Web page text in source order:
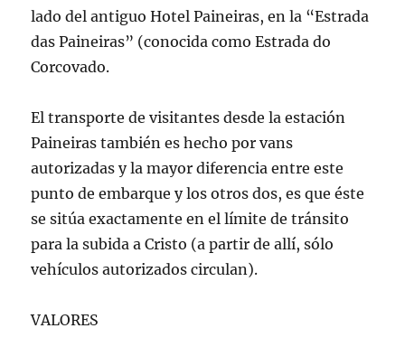
lado del antiguo Hotel Paineiras, en la “Estrada
das Paineiras” (conocida como Estrada do
Corcovado.
El transporte de visitantes desde la estación
Paineiras también es hecho por vans
autorizadas y la mayor diferencia entre este
punto de embarque y los otros dos, es que éste
se sitúa exactamente en el límite de tránsito
para la subida a Cristo (a partir de allí, sólo
vehículos autorizados circulan).
VALORES